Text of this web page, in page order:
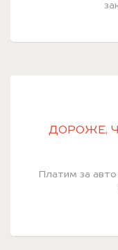
ДОРОЖЕ,
Платим за